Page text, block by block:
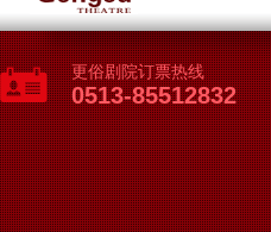
更俗剧院订票热线
0513-85512832